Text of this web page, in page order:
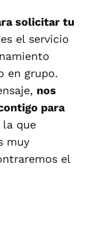
solicitar tu
el servicio
en grupo.
nos
para
que
muy
el